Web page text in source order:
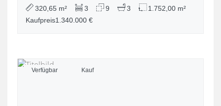
320,65 m²
3 9 3
1.752,00 m²
Kaufpreis1.340.000 €
Verfügbar Kauf